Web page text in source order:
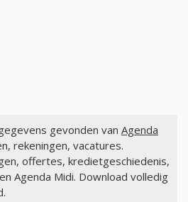
gevonden van Agenda
rekeningen, vacatures.
offertes, kredietgeschiedenis,
Agenda Midi. Download volledig